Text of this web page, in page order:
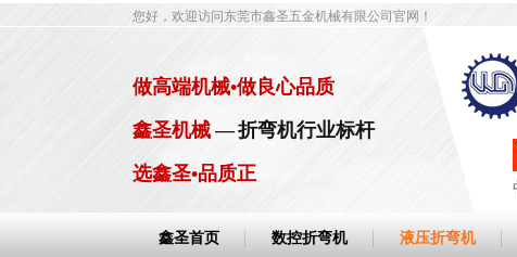
您好，欢迎访问东莞市鑫圣五金机械有限公司官网！
做高端机械•做良心品质
鑫圣机械— 折弯机行业标杆
选鑫圣•品质正
鑫圣首页 数控折弯机 液压折弯机